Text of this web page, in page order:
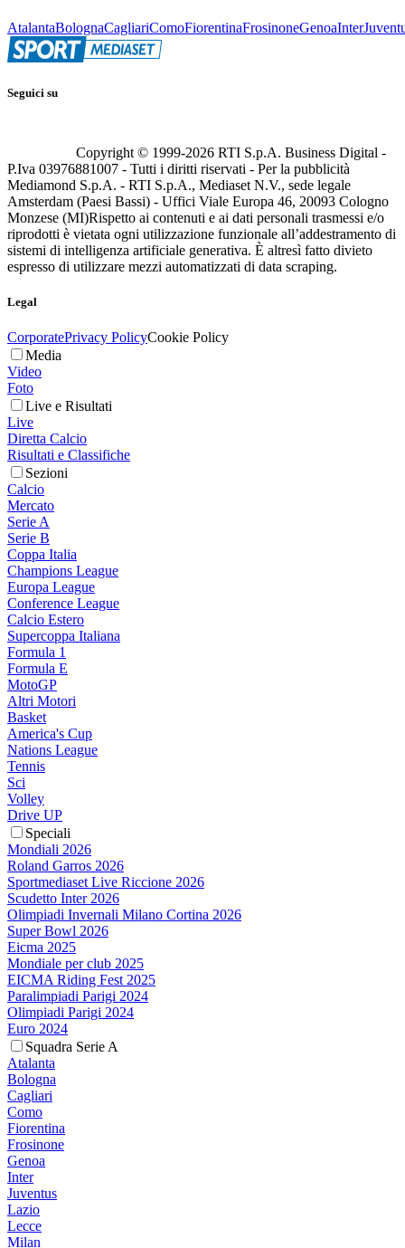
AtalantaBolognaCagliariComoFiorentinaFrosinoneGenoaInter
Seguici su
Copyright © 1999-2026 RTI S.p.A. Business Digital -
P.Iva 03976881007 - Tutti i diritti riservati - Per la pubblicità
Mediamond S.p.A. - RTI S.p.A., Mediaset N.V., sede legale
Amsterdam (Paesi Bassi) - Uffici Viale Europa 46, 20093 Cologno
Monzese (MI)Rispetto ai contenuti e ai dati personali trasmessi e/o
riprodotti è vietata ogni utilizzazione funzionale all’addestramento di
sistemi di intelligenza artificiale generativa. È altresì fatto divieto
espresso di utilizzare mezzi automatizzati di data scraping.
Legal
CorporatePrivacy PolicyCookie Policy
Media
Video
Foto
Live e Risultati
Live
Diretta Calcio
Risultati e Classifiche
Sezioni
Calcio
Mercato
Serie A
Serie B
Coppa Italia
Champions League
Europa League
Conference League
Calcio Estero
Supercoppa Italiana
Formula 1
Formula E
MotoGP
Altri Motori
Basket
America's Cup
Nations League
Tennis
Sci
Volley
Drive UP
Speciali
Mondiali 2026
Roland Garros 2026
Sportmediaset Live Riccione 2026
Scudetto Inter 2026
Olimpiadi Invernali Milano Cortina 2026
Super Bowl 2026
Eicma 2025
Mondiale per club 2025
EICMA Riding Fest 2025
Paralimpiadi Parigi 2024
Olimpiadi Parigi 2024
Euro 2024
Squadra Serie A
Atalanta
Bologna
Cagliari
Como
Fiorentina
Frosinone
Genoa
Inter
Juventus
Lazio
Lecce
Milan